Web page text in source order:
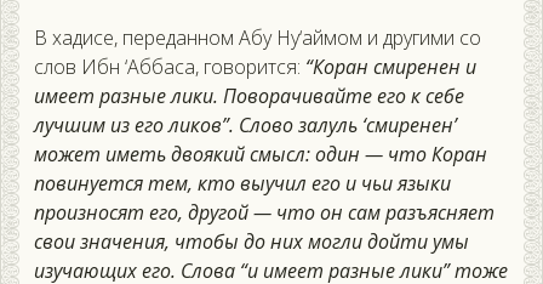
В хадисе, переданном Абу Ну‘аймом и другими со
слов Ибн ‘Аббаса, говорится: “Коран смиренен и
имеет разные лики. Поворачивайте его к себе
лучшим из его ликов”. Слово залуль ‘смиренен’
может иметь двоякий смысл: один — что Коран
повинуется тем, кто выучил его и чьи языки
произносят его, другой — что он сам разъясняет
свои значения, чтобы до них могли дойти умы
изучающих его. Слова “и имеет разные лики” тоже